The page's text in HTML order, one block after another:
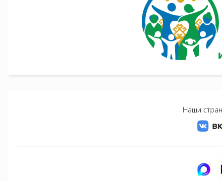
Наши